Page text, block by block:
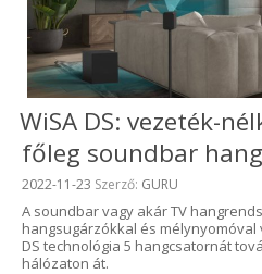
WiSA DS: vezeték-
főleg soundbar
Beküldve:
2022-11-23 Szerző: GURU
A soundbar vagy akár TV
hangsugárzókkal és
DS technológia 5 hangcsatornát
hálózaton át.